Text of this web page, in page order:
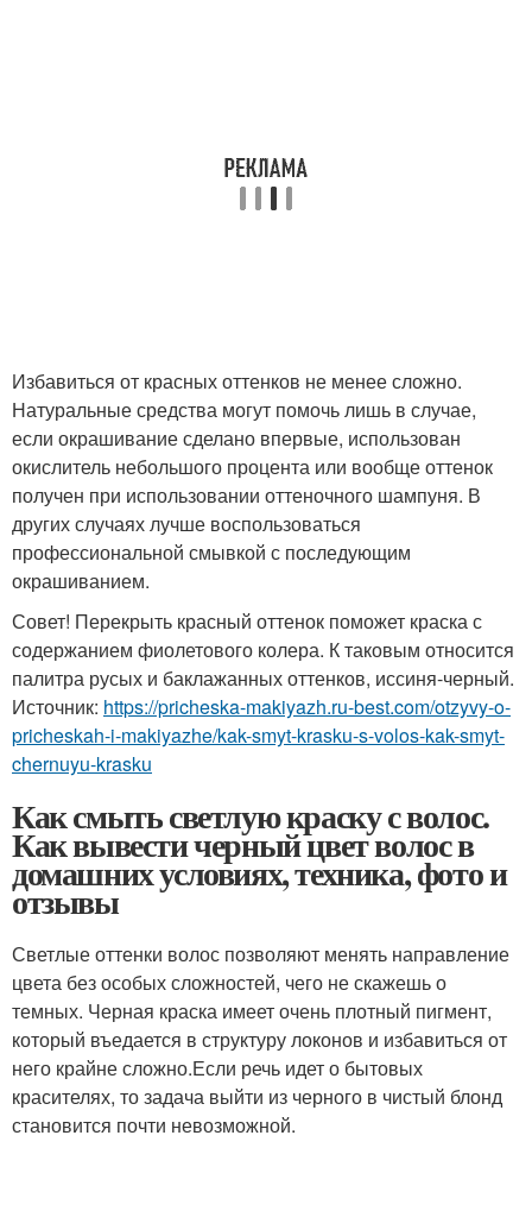
Избавиться от красных оттенков не менее сложно.
Натуральные средства могут помочь лишь в случае,
если окрашивание сделано впервые, использован
окислитель небольшого процента или вообще оттенок
получен при использовании оттеночного шампуня. В
других случаях лучше воспользоваться
профессиональной смывкой с последующим
окрашиванием.
Совет! Перекрыть красный оттенок поможет краска с
содержанием фиолетового колера. К таковым относится
палитра русых и баклажанных оттенков, иссиня-черный.
Источник: https://pricheska-makiyazh.ru-best.com/otzyvy-o-
pricheskah-i-makiyazhe/kak-smyt-krasku-s-volos-kak-smyt-
chernuyu-krasku
Как смыть светлую краску с волос.
Как вывести черный цвет волос в
домашних условиях, техника, фото и
отзывы
Светлые оттенки волос позволяют менять направление
цвета без особых сложностей, чего не скажешь о
темных. Черная краска имеет очень плотный пигмент,
который въедается в структуру локонов и избавиться от
него крайне сложно.Если речь идет о бытовых
красителях, то задача выйти из черного в чистый блонд
становится почти невозможной.